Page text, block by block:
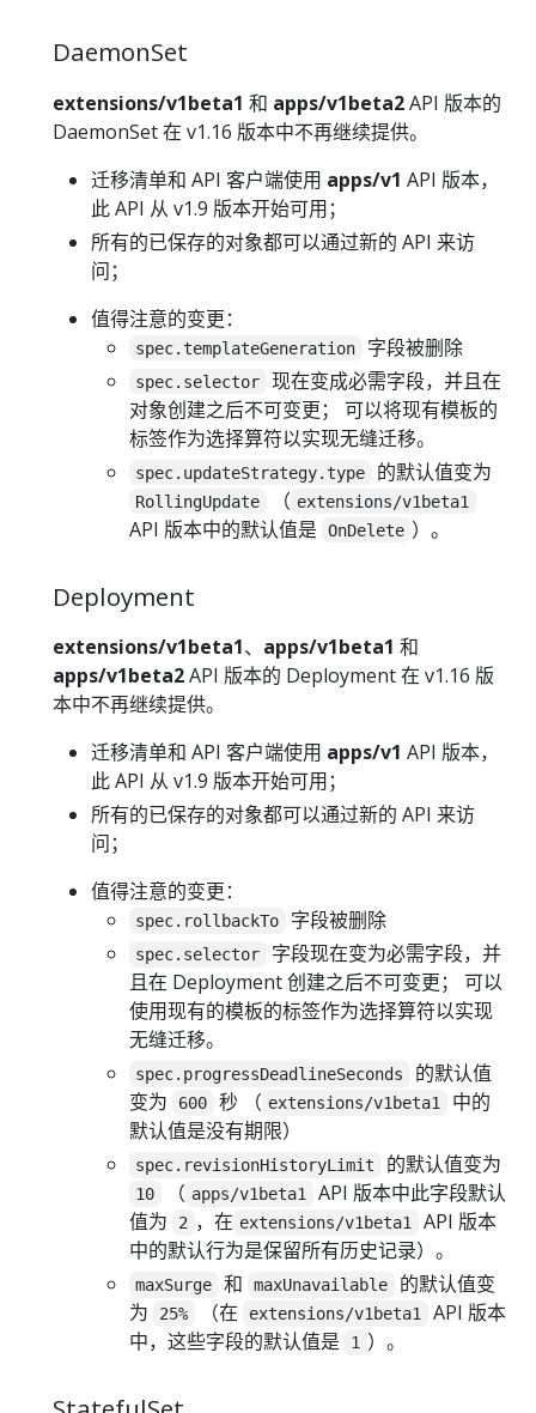
DaemonSet
extensions/v1beta1 和 apps/v1beta2API 版本的
DaemonSet 在 v1.16 版本中不再继续提供。
迁移清单和 API 客户端使用 apps/v1 API 版本，
此 API 从 v1.9 版本开始可用；
所有的已保存的对象都可以通过新的 API 来访
问；
值得注意的变更：
spec.templateGeneration 字段被删除
spec.selector
现在变成必需字段，并且在
对象创建之后不可变更； 可以将现有模板的
标签作为选择算符以实现无缝迁移。
spec.updateStrategy.type 的默认值变为
RollingUpdate （ extensions/v1beta1
API 版本中的默认值是 OnDelete ）。
Deployment
extensions/v1beta1、 apps/v1beta1 和
apps/v1beta2API 版本的 Deployment 在 v1.16 版
本中不再继续提供。
迁移清单和 API 客户端使用 apps/v1 API 版本，
此 API 从 v1.9 版本开始可用；
所有的已保存的对象都可以通过新的 API 来访
问；
值得注意的变更：
spec.rollbackTo 字段被删除
spec.selector
字段现在变为必需字段，并
且在 Deployment 创建之后不可变更； 可以
使用现有的模板的标签作为选择算符以实现
无缝迁移。
spec.progressDeadlineSeconds
的默认值
变为
600 秒 （ extensions/v1beta1
中的
默认值是没有期限）
spec.revisionHistoryLimit 的默认值变为
10 （ apps/v1beta1
API 版本中此字段默认
值为
2 ，在 extensions/v1beta1
API 版本
中的默认行为是保留所有历史记录）。
maxSurge 和 maxUnavailable
的默认值变
为
25% （在 extensions/v1beta1
API 版本
中，这些字段的默认值是
1 ）。